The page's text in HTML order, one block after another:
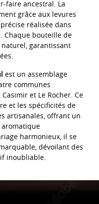
faire ancestral. La
grâce aux levures
réalisée dans
Chaque bouteille de
garantissant
est un assemblage
communes
et Le Rocher. Ce
et les spécificités de
artisanales, offrant un
harmonieux, il se
dévoilant des
inoubliable.